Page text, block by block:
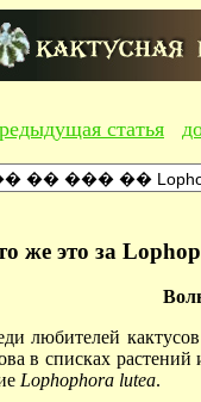
статья
же это за
любителей
в списках
Lophophora lutea.